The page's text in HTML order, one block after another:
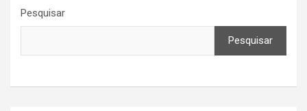
Pesquisar
Pesquisar